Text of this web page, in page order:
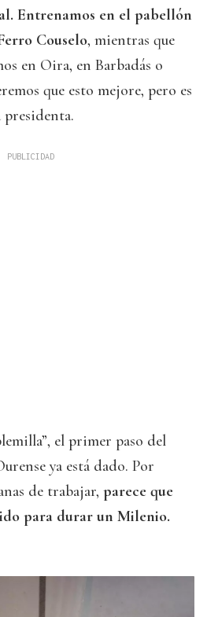
Entrenamos en el pabellón
Couselo, mientras que
en Oira, en Barbadás o
que esto mejore, pero es
presidenta.
el primer paso del
ya está dado. Por
de trabajar, parece que
para durar un Milenio.